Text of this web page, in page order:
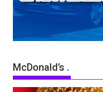
McDonald’s .